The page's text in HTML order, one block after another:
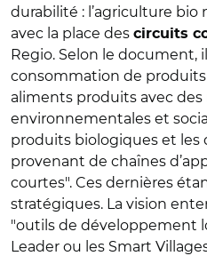
durabilité : l’agriculture bio
avec la place des circuits
Regio. Selon le document,
consommation de produits
aliments produits avec des
environnementales et
produits biologiques et les
provenant de chaînes
courtes". Ces dernières
stratégiques. La vision
"outils de développement
Leader ou les Smart